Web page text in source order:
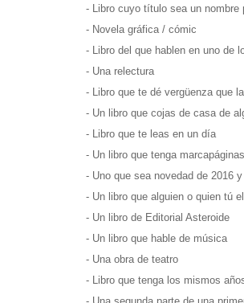
- Libro cuyo título sea un nombre
- Novela gráfica / cómic
- Libro del que hablen en uno de
- Una relectura
- Libro que te dé vergüenza que
- Un libro que cojas de casa de
- Libro que te leas en un día
- Un libro que tenga
- Uno que sea novedad de 2016
- Un libro que alguien o quien tú
- Un libro de Editorial Asteroide
- Un libro que hable de música
- Una obra de teatro
- Libro que tenga los mismos